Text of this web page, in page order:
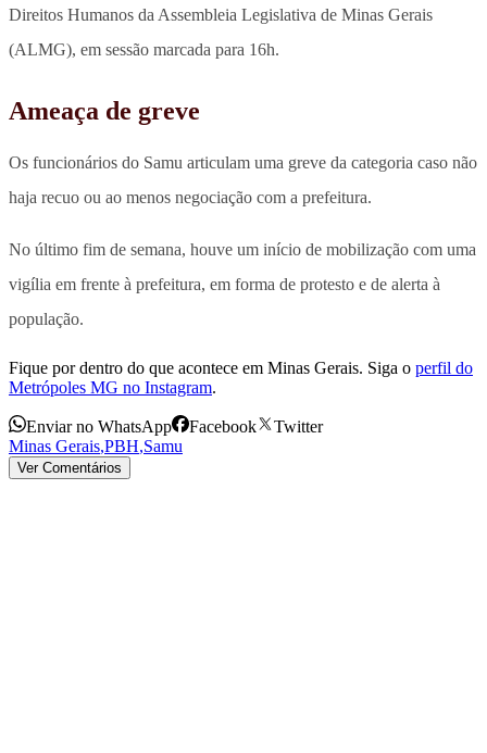
Direitos Humanos da Assembleia Legislativa de Minas Gerais
(ALMG), em sessão marcada para 16h.
Ameaça de greve
Os funcionários do Samu articulam uma greve da categoria caso não
haja recuo ou ao menos negociação com a prefeitura.
No último fim de semana, houve um início de mobilização com uma
vigília em frente à prefeitura, em forma de protesto e de alerta à
população.
Fique por dentro do que acontece em Minas Gerais. Siga o perfil do
Metrópoles MG no Instagram.
Enviar no WhatsApp Facebook
Twitter
Minas Gerais,PBH,Samu
Ver Comentários